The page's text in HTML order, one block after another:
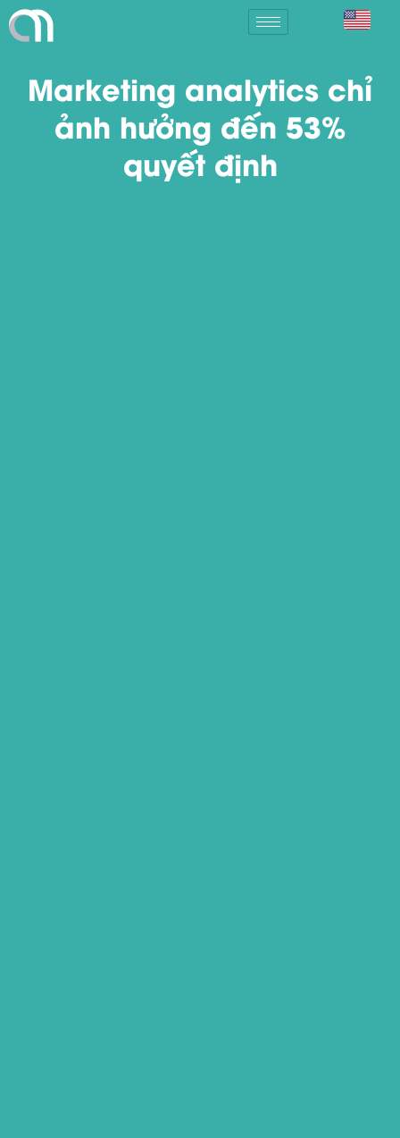
Marketing analytics chỉ
ảnh hưởng đến 53%
quyết định